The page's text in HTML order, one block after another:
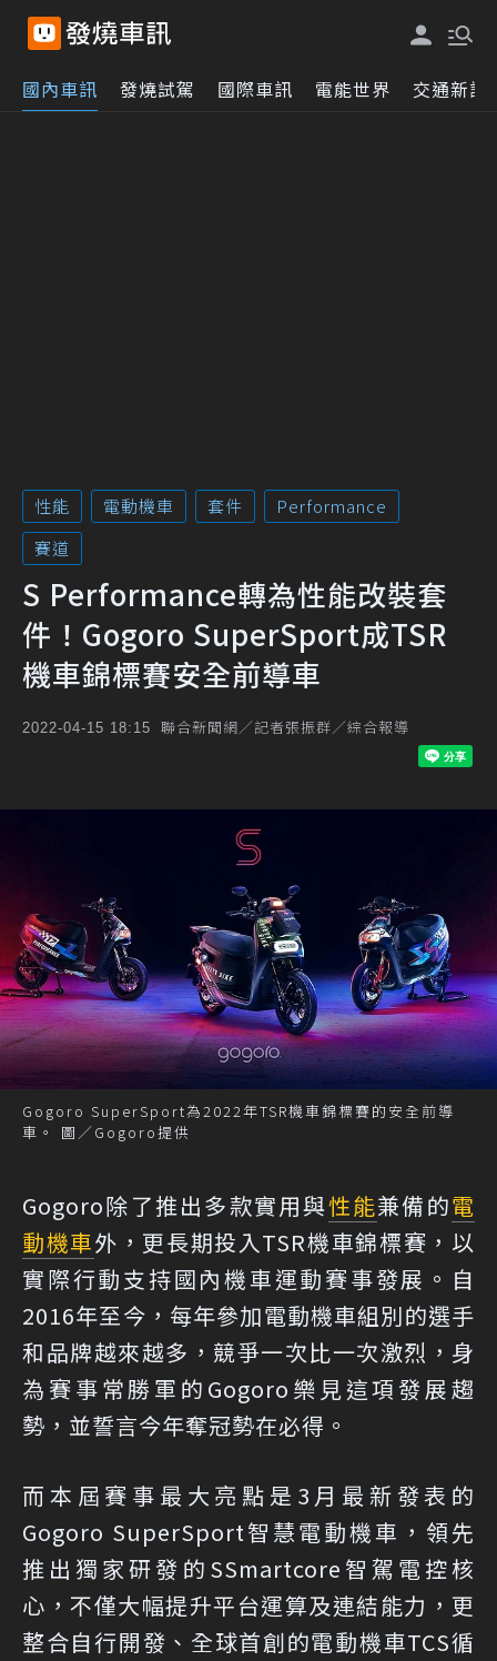
國內車訊 發燒試駕 國際車訊 電能世界 交通新訊
性能 電動機車 套件
Performance
賽道
S Performance轉為性能改裝套
件！Gogoro SuperSport成TSR
機車錦標賽安全前導車
2022-04-15 18:15 聯合新聞網／記者張振群／綜合報導
Gogoro SuperSport為2022年TSR機車錦標賽的安全前導
車。 圖／Gogoro提供
Gogoro除了推出多款實用與性能兼備的電
動機車外，更長期投入TSR機車錦標賽，以
實際行動支持國內機車運動賽事發展。自
2016年至今，每年參加電動機車組別的選手
和品牌越來越多，競爭一次比一次激烈，身
為賽事常勝軍的Gogoro樂見這項發展趨
勢，並誓言今年奪冠勢在必得。
而本屆賽事最大亮點是3月最新發表的
Gogoro SuperSport智慧電動機車，領先
推出獨家研發的SSmartcore智駕電控核
心，不僅大幅提升平台運算及連結能力，更
整合自行開發、全球首創的電動機車TCS循